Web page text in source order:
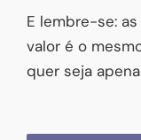
E lembre-se:
valor é o
quer seja